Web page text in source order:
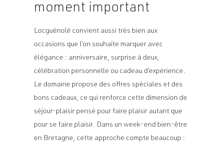
moment important
Locguénolé convient aussi très bien aux
occasions que l’on souhaite marquer avec
élégance : anniversaire, surprise à deux,
célébration personnelle ou cadeau d’expérience.
Le domaine propose des offres spéciales et des
bons cadeaux, ce qui renforce cette dimension de
séjour-plaisir pensé pour faire plaisir autant que
pour se faire plaisir. Dans un week-end bien-être
en Bretagne, cette approche compte beaucoup :